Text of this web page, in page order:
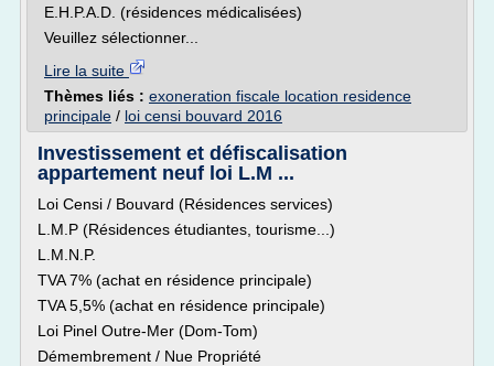
E.H.P.A.D. (résidences médicalisées)
Veuillez sélectionner...
Lire la suite
Thèmes liés : exoneration fiscale location residence
principale / loi censi bouvard 2016
Investissement et défiscalisation
appartement neuf loi L.M ...
Loi Censi / Bouvard (Résidences services)
L.M.P (Résidences étudiantes, tourisme...)
L.M.N.P.
TVA 7% (achat en résidence principale)
TVA 5,5% (achat en résidence principale)
Loi Pinel Outre-Mer (Dom-Tom)
Démembrement / Nue Propriété